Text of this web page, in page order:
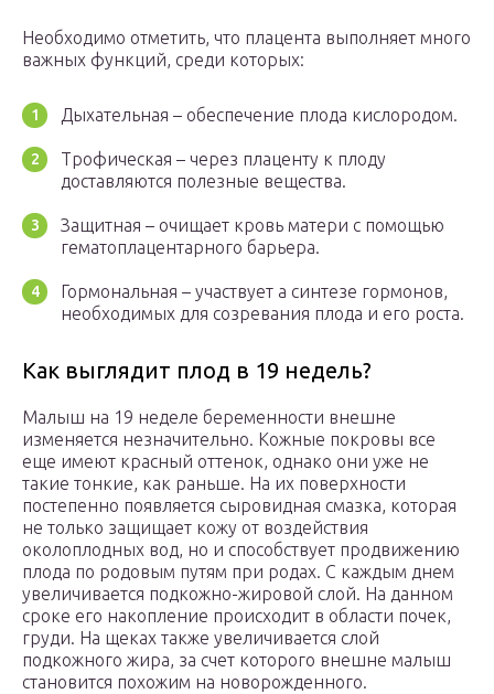
Необходимо отметить, что плацента выполняет много
важных функций, среди которых:
Дыхательная – обеспечение плода кислородом.
Трофическая – через плаценту к плоду
доставляются полезные вещества.
Защитная – очищает кровь матери с помощью
гематоплацентарного барьера.
Гормональная – участвует а синтезе гормонов,
необходимых для созревания плода и его роста.
Как выглядит плод в 19 недель?
Малыш на 19 неделе беременности внешне
изменяется незначительно. Кожные покровы все
еще имеют красный оттенок, однако они уже не
такие тонкие, как раньше. На их поверхности
постепенно появляется сыровидная смазка, которая
не только защищает кожу от воздействия
околоплодных вод, но и способствует продвижению
плода по родовым путям при родах. С каждым днем
увеличивается подкожно-жировой слой. На данном
сроке его накопление происходит в области почек,
груди. На щеках также увеличивается слой
подкожного жира, за счет которого внешне малыш
становится похожим на новорожденного.